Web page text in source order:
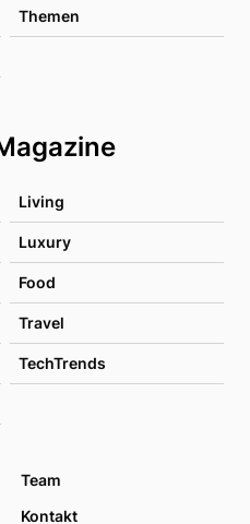
Themen
Living
Luxury
Food
Travel
TechTrends
Team
Kontakt